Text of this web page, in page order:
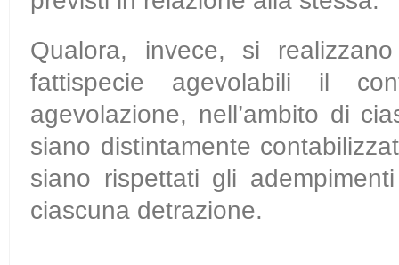
Qualora, invece, si
fattispecie agevolabili il
agevolazione, nell’ambito di
siano distintamente
siano rispettati gli
ciascuna detrazione.